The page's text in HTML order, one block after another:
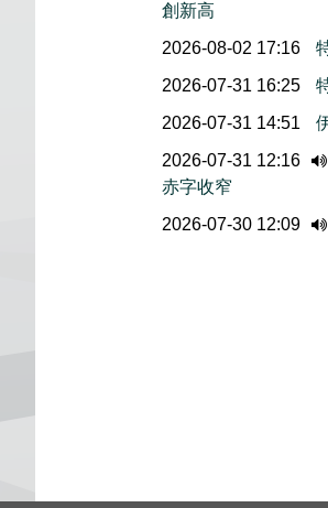
創新高
2026-08-02 17:16
2026-07-31 16:25
2026-07-31 14:51
2026-07-31 12:16
赤字收窄
2026-07-30 12:09